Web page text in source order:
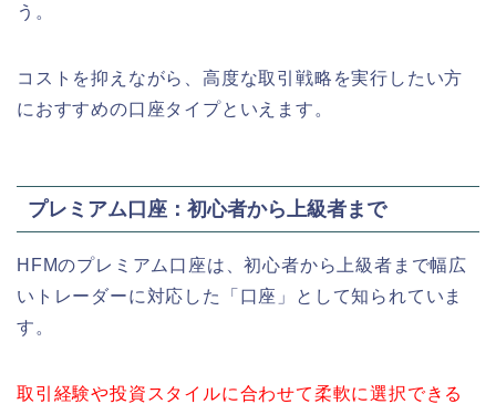
う。
コストを抑えながら、高度な取引戦略を実行したい方
におすすめの口座タイプといえます。
プレミアム口座：初心者から上級者まで
HFMのプレミアム口座は、初心者から上級者まで幅広
いトレーダーに対応した「口座」として知られていま
す。
取引経験や投資スタイルに合わせて柔軟に選択できる